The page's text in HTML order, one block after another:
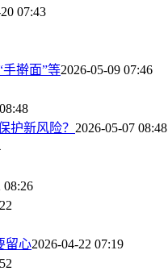
07:43
手擀面”等2026-05-09 07:46
护新风险？ 2026-05-07 08:48
08:26
留心2026-04-22 07:19